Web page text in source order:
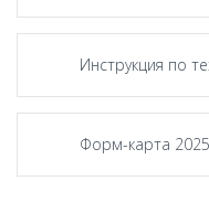
Инструкция по
Форм-карта 2025